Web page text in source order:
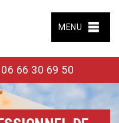
MENU
06 66 30 69 50